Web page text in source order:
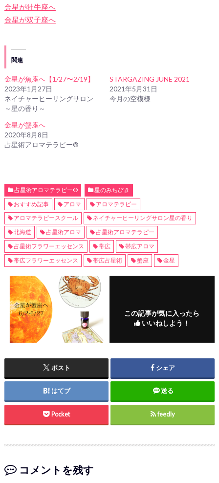
金星が牡牛座へ
金星が双子座へ
関連
金星が魚座へ【1/27〜2/19】
2023年1月27日
ネイチャーヒーリングサロン
～星の香り～
STARGAZING JUNE 2021
2021年5月31日
今月の空模様
金星が蟹座へ
2020年8月8日
占星術アロマテラピー®
占星術アロマテラピー®
星のみちびき
おすすめ記事
アロマ
アロマテラピー
アロマテラピースクール
ネイチャーヒーリングサロン星の香り
北海道
占星術アロマ
占星術アロマテラピー
占星術フラワーエッセンス
帯広
帯広アロマ
帯広フラワーエッセンス
帯広占星術 蟹座 金星
この記事が気に入ったら
いいねしよう！
ポスト シェア
はてブ 送る
Pocket feedly
コメントを残す